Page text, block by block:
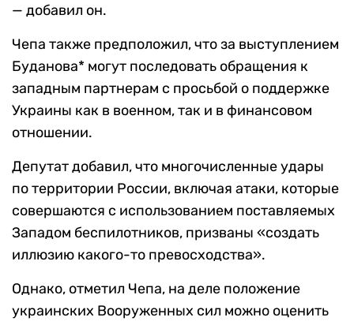
— добавил он.
Чепа также предположил, что за выступлением
Буданова* могут последовать обращения к
западным партнерам с просьбой о поддержке
Украины как в военном, так и в финансовом
отношении.
Депутат добавил, что многочисленные удары
по территории России, включая атаки, которые
совершаются с использованием поставляемых
Западом беспилотников, призваны «создать
иллюзию какого-то превосходства».
Однако, отметил Чепа, на деле положение
украинских Вооруженных сил можно оценить